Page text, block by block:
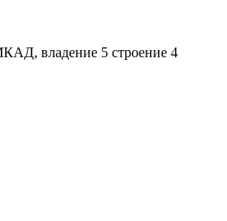
владение 5 строение 4